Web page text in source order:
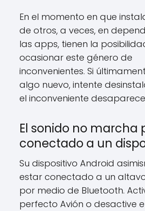
En el momento en que
de otros, a veces, en
las apps, tienen la
ocasionar este género de
inconvenientes. Si
algo nuevo, intente
el inconveniente
El sonido no marcha
conectado a un
Su dispositivo Android
estar conectado a un
por medio de Bluetooth.
perfecto Avión o desactive